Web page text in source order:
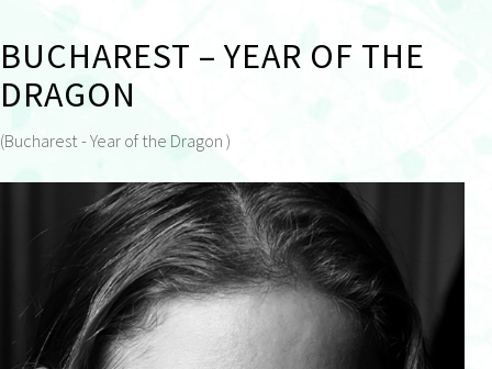
BUCHAREST – YEAR OF THE
DRAGON
(Bucharest - Year of the Dragon )